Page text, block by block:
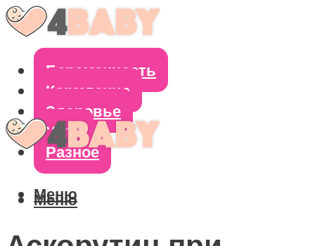
Беременность
Кормление
Здоровье
Уход
Разное
Меню
Меню